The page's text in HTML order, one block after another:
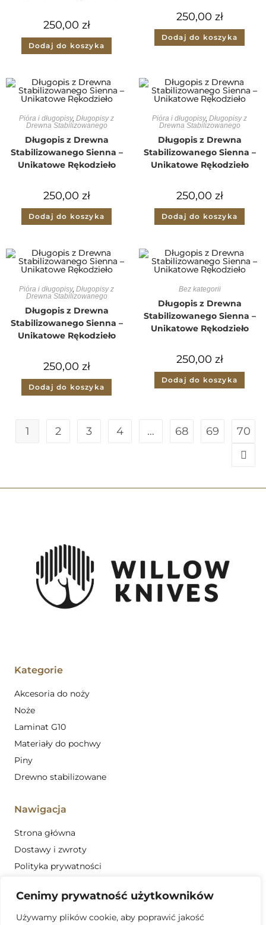
Cenimy prywatność użytkowników
Używamy plików cookie, aby poprawić jakość
250,00 zł
Dodaj do koszyka
250,00 zł
Dodaj do koszyka
Pióra i długopisy, Długopisy z
Drewna Stabilizowanego
Długopis z Drewna
Stabilizowanego Sienna –
Unikatowe Rękodzieło
250,00 zł
Dodaj do koszyka
Pióra i długopisy, Długopisy z
Drewna Stabilizowanego
Długopis z Drewna
Stabilizowanego Sienna –
Unikatowe Rękodzieło
250,00 zł
Dodaj do koszyka
Pióra i długopisy, Długopisy z
Drewna Stabilizowanego
Długopis z Drewna
Stabilizowanego Sienna –
Unikatowe Rękodzieło
250,00 zł
Dodaj do koszyka
Bez kategorii
Długopis z Drewna
Stabilizowanego Sienna –
Unikatowe Rękodzieło
250,00 zł
Dodaj do koszyka
1 2 3 4 … 68 69 70
Kategorie
Akcesoria do noży
Noże
Laminat G10
Materiały do pochwy
Piny
Drewno stabilizowane
Nawigacja
Strona główna
Dostawy i zwroty
Polityka prywatności
Obszar działalności